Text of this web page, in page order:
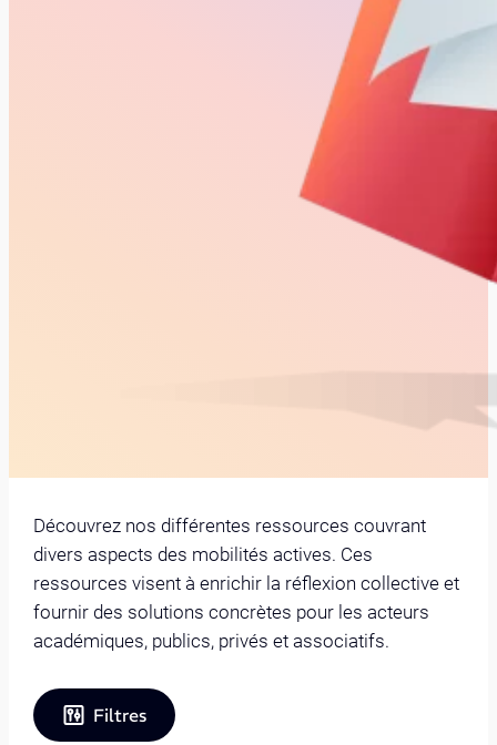
Découvrez nos différentes ressources couvrant
divers aspects des mobilités actives. Ces
ressources visent à enrichir la réflexion collective et
fournir des solutions concrètes pour les acteurs
académiques, publics, privés et associatifs.
Filtres